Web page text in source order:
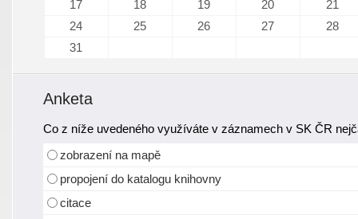
17
18 19 20
21
24
25 26 27
28
31
Anketa
Co z níže uvedeného využíváte v záznamech v SK ČR
zobrazení na mapě
propojení do katalogu knihovny
citace